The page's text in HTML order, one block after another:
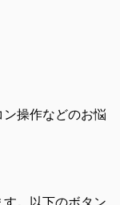
操作などのお悩
。以下のボタン